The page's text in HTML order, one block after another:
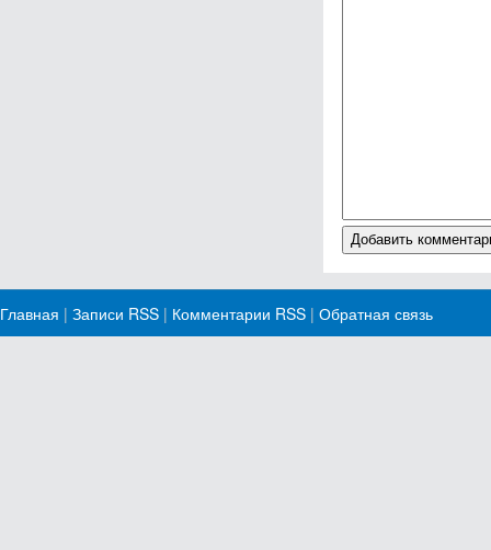
Главная | Записи RSS | Комментарии RSS | Обратная связь